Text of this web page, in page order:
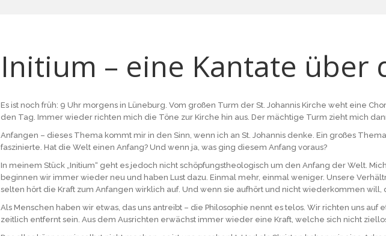
Initium – eine Kantate über
Es ist noch früh: 9 Uhr morgens in Lüneburg. Vom großen Turm der St. Johannis Kirche weht eine
den Tag. Immer wieder richten mich die Töne zur Kirche hin aus. Der mächtige Turm zieht mich
Anfangen – dieses Thema kommt mir in den Sinn, wenn ich an St. Johannis denke. Ein großes
faszinierte. Hat die Welt einen Anfang? Und wenn ja, was ging diesem Anfang voraus?
In meinem Stück „Initium“ geht es jedoch nicht schöpfungstheologisch um den Anfang der Welt.
beginnen wir immer wieder neu und haben Lust dazu. Einmal mehr, einmal weniger. Unsere
selten hört die Kraft zum Anfangen wirklich auf. Und wenn sie aufhört und nicht wiederkommen will,
Als Menschen haben wir etwas, das uns antreibt – die Philosophie nennt es telos. Wir richten uns auf
zeitlich entfernt sein. Aus dem Ausrichten erwächst immer wieder eine Kraft, welche sich nicht